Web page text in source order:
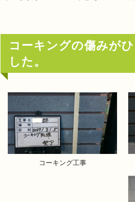
コーキングの傷みが
した。
コーキング工事